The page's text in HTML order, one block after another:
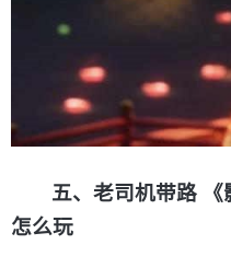
五、老司机带路
怎么玩